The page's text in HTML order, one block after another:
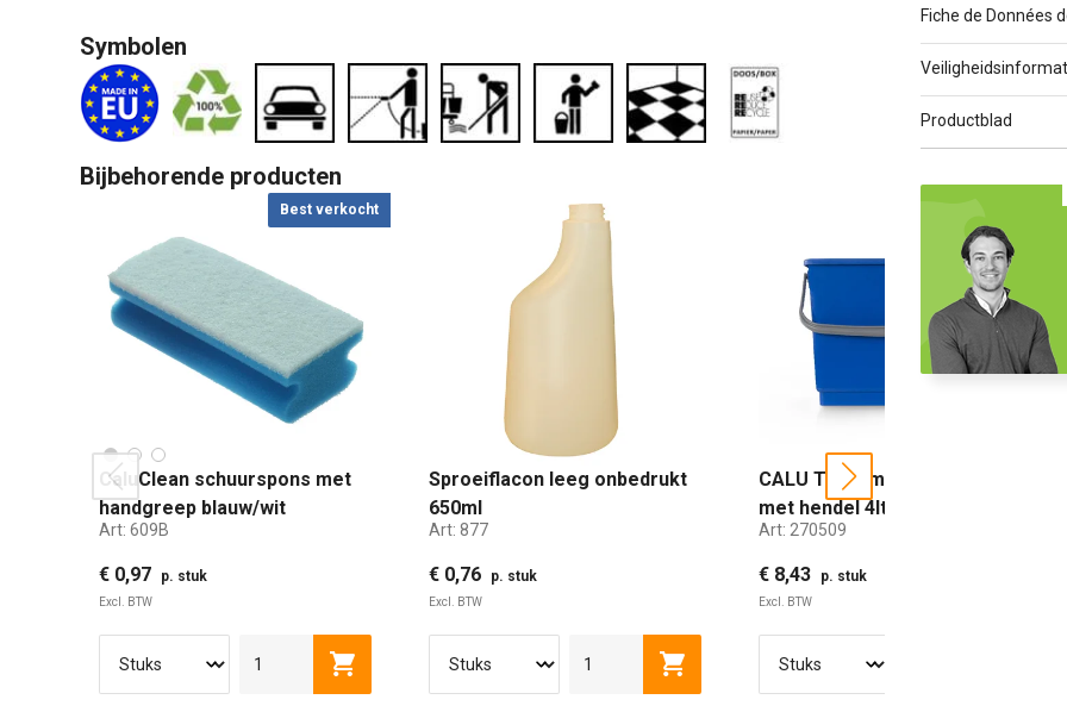
Fiche de Données
Productblad
Symbolen
Bijbehorende producten
Best verkocht
CaluClean schuurspons met
handgreep blauw/wit
Art: 609B
€ 0,97 p. stuk
Excl. BTW
Toevoegen aan winkelwagen
Sproeiflacon leeg onbedrukt
650ml
Art: 877
€ 0,76 p. stuk
Excl. BTW
Toevoegen aan winkelwagen
CALU TTS emmer vierkant
met hendel 4ltr blauw
Art: 270509
€ 8,43 p. stuk
Excl. BTW
prev next